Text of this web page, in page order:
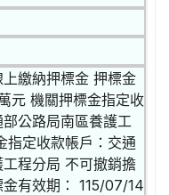
繳納押標金 押標金
元 機關押標金指定收
公路局南區養護工
指定收款帳戶：交通
程分局 不可撤銷擔
有效期： 115/07/14